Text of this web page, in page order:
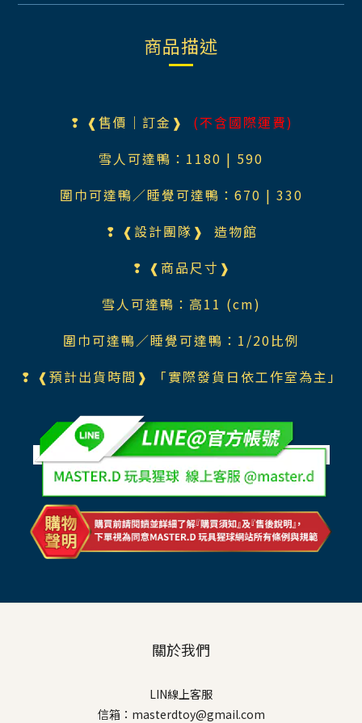
商品描述
❢ ❰售價｜訂金❱
(不含國際運費)
雪人可達鴨：1180 | 590
圍巾可達鴨／睡覺可達鴨：670 | 330
❢ ❰設計團隊❱ 造物館
❢ ❰商品尺寸❱
雪人可達鴨：高11 (cm)
圍巾可達鴨／睡覺可達鴨：1/20比例
❢ ❰預計出貨時間❱
「實際發貨日依工作室為主」
關於我們
LIN線上客服
信箱：masterdtoy@gmail.com